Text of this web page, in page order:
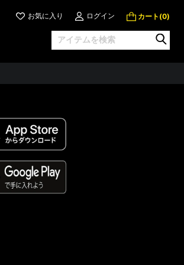
お気に入り ログイン カート(0)